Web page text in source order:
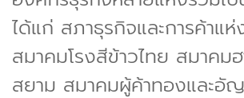
ได้แก่ สภาธุรกิจและการค้าแห่
สมาคมโรงสีข้าวไทย สมาคม
สยาม สมาคมผู้ค้าทองและ